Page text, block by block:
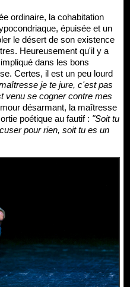
ordinaire, la cohabitation
épuisée et un
le désert de son existence
Heureusement qu'il y a
dans les bons
Certes, il est un peu lourd
je te jure, c'est pas
venu se cogner contre mes
désarmant, la maîtresse
poétique au fautif : "Soit tu
pour rien, soit tu es un